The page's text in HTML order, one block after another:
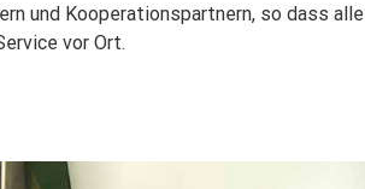
und Kooperationspartnern, so dass alle
vor Ort.